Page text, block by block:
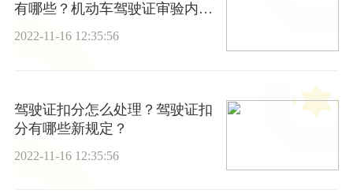
有哪些？机动车驾驶证审验内容
是什么？
2022-11-16 12:35:56
驾驶证扣分怎么处理？驾驶证扣
分有哪些新规定？
2022-11-16 12:35:56